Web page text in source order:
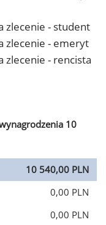
zlecenie - student
zlecenie - emeryt
- rencista
10
10 540,00 PLN
0,00 PLN
0,00 PLN